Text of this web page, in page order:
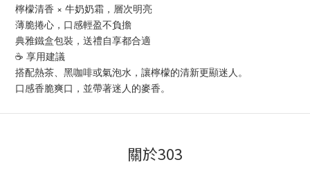
檸檬清香 × 牛奶奶霜，層次明亮
薄脆捲心，口感輕盈不負擔
典雅鐵盒包裝，送禮自享都合適
☕ 享用建議
搭配熱茶、黑咖啡或氣泡水，讓檸檬的清新更顯迷人。
口感香脆爽口，並帶著迷人的麥香。
關於303